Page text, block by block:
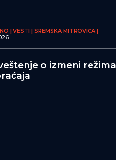
| VESTI | SREMSKA MITROVICA |
o izmeni režima